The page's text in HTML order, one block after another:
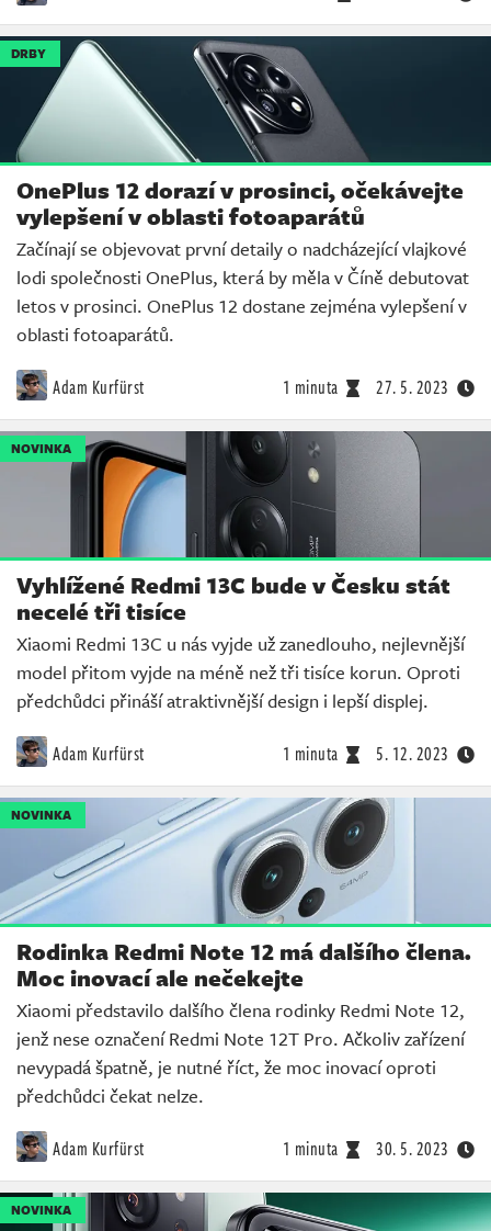
DRBY
OnePlus 12 dorazí v prosinci, očekávejte
vylepšení v oblasti fotoaparátů
Začínají se objevovat první detaily o nadcházející vlajkové
lodi společnosti OnePlus, která by měla v Číně debutovat
letos v prosinci. OnePlus 12 dostane zejména vylepšení v
oblasti fotoaparátů.
Adam Kurfürst 1 minuta 27. 5. 2023
NOVINKA
Vyhlížené Redmi 13C bude v Česku stát
necelé tři tisíce
Xiaomi Redmi 13C u nás vyjde už zanedlouho, nejlevnější
model přitom vyjde na méně než tři tisíce korun. Oproti
předchůdci přináší atraktivnější design i lepší displej.
Adam Kurfürst 1 minuta 5. 12. 2023
NOVINKA
Rodinka Redmi Note 12 má dalšího člena.
Moc inovací ale nečekejte
Xiaomi představilo dalšího člena rodinky Redmi Note 12,
jenž nese označení Redmi Note 12T Pro. Ačkoliv zařízení
nevypadá špatně, je nutné říct, že moc inovací oproti
předchůdci čekat nelze.
Adam Kurfürst 1 minuta 30. 5. 2023
NOVINKA